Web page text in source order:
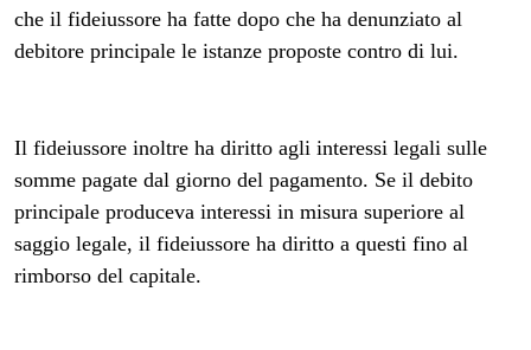
che il fideiussore ha fatte dopo che ha denunziato al
debitore principale le istanze proposte contro di lui.
Il fideiussore inoltre ha diritto agli interessi legali sulle
somme pagate dal giorno del pagamento. Se il debito
principale produceva interessi in misura superiore al
saggio legale, il fideiussore ha diritto a questi fino al
rimborso del capitale.